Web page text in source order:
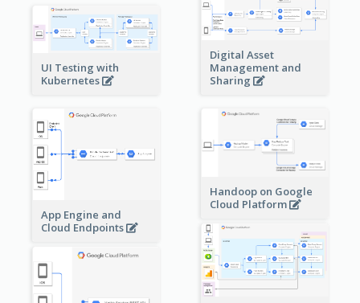
Digital Asset
Management and
Sharing
UI Testing with
Kubernetes
App Engine and
Cloud Endpoints
Handoop on Google
Cloud Platform